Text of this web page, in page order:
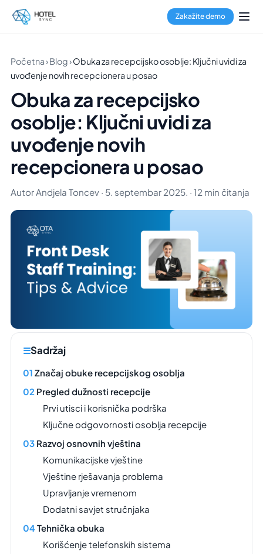
Zakažite demo
Početna›Blog›Obuka za recepcijsko osoblje: Ključni uvidi za
uvođenje novih recepcionera u posao
Obuka za recepcijsko
osoblje: Ključni uvidi za
uvođenje novih
recepcionera u posao
Autor Andjela Toncev · 5. septembar 2025. · 12 min čitanja
Sadržaj
Značaj obuke recepcijskog osoblja
Pregled dužnosti recepcije
Prvi utisci i korisnička podrška
Ključne odgovornosti osoblja recepcije
Razvoj osnovnih vještina
Komunikacijske vještine
Vještine rješavanja problema
Upravljanje vremenom
Dodatni savjet stručnjaka
Tehnička obuka
Korišćenje telefonskih sistema